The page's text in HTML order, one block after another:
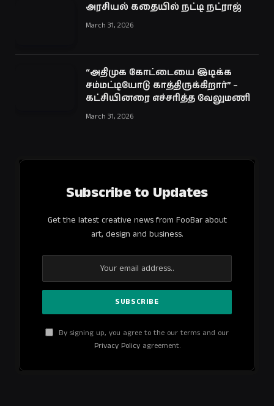
அரசியல் கதையில் நட்டி நட்ராஜ்
March 31, 2026
“அதிமுக கோட்டையை இடிக்க
சம்மட்டியோடு காத்திருக்கிறார்” –
கட்சியினரை எச்சரித்த வேலுமணி
March 31, 2026
Subscribe to Updates
Get the latest creative news from FooBar about
art, design and business.
By signing up, you agree to the our terms and our
Privacy Policyagreement.